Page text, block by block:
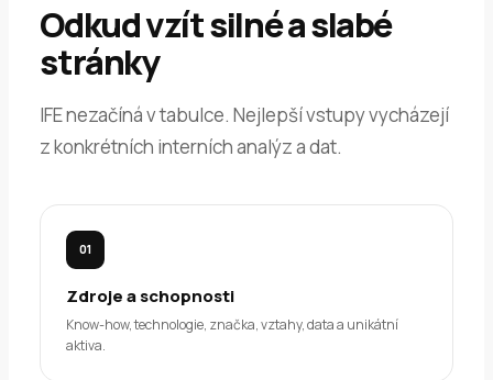
Odkud vzít silné a slabé
stránky
IFE nezačíná v tabulce. Nejlepší vstupy vycházejí
z konkrétních interních analýz a dat.
01
Zdroje a schopnosti
Know-how, technologie, značka, vztahy, data a unikátní
aktiva.